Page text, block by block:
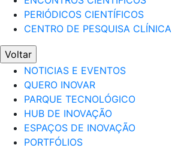
PERIÓDICOS CIENTÍFICOS
CENTRO DE PESQUISA CLÍNICA
Voltar
NOTICIAS E EVENTOS
QUERO INOVAR
PARQUE TECNOLÓGICO
HUB DE INOVAÇÃO
ESPAÇOS DE INOVAÇÃO
PORTFÓLIOS